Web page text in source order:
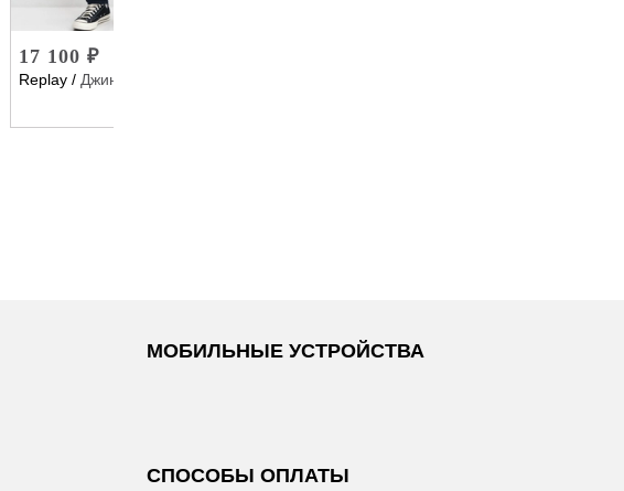
17 100 ₽
Replay / Джинсы
МОБИЛЬНЫЕ УСТРОЙСТВА
СПОСОБЫ ОПЛАТЫ